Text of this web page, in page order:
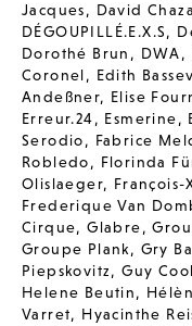
Jacques, David
DÉGOUPILLÉ.E.X.S,
Dorothé Brun , DWA,
Coronel, Edith
Andeßner, Elise
Erreur.24, Esmerine,
Serodio, Fabrice
Robledo, Florinda
Olislaeger, François-
Frederique Van
Cirque,Glabre,
Groupe Plank, Gry
Piepskovitz,Guy
Helene Beutin,
Varret, Hyacinthe